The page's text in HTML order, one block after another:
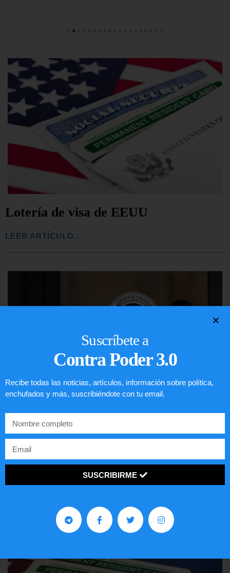
Lotería de visa de EEUU
LEER ARTÍCULO...
Comunistas no son bienvenidos en
EE.UU.
LEER ARTÍCULO...
Suscríbete a
Contra Poder 3.0
Recibe todas las noticias, artículos, información sobre política,
enchufados y más, suscribiéndote con tu email.
SUSCRIBIRME